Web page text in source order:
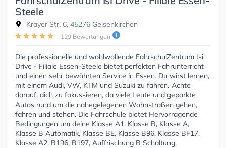
Steele
Krayer Str. 6, 45276 Gelsenkirchen
129 Bewertungen
Die professionelle und wohlwollende FahrschulZentrum Isi
Drive - Filiale Essen-Steele bietet perfekten Fahrunterricht
und einen sehr bewährten Service in Essen. Du wirst lernen,
mit einem Audi, VW, KTM und Suzuki zu fahren. Achte
darauf, dich zu fokussieren, da viele Leute und geparkte
Autos rund um die nahegelegenen Wohnstraßen gehen,
fahren und stehen. Die Fahrschule bietet Hervorragende
Bedingungen um deine Klasse A1, Klasse B, Klasse A,
Klasse B Automatik, Klasse BE, Klasse B96, Klasse BF17,
Klasse A2, B196, B197, Auffrischung B Schaltung,